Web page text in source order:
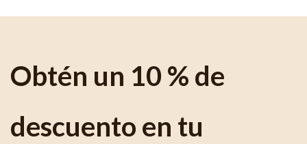
Obtén un 10 % de
descuento en tu